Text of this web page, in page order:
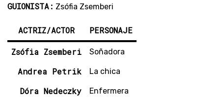
GUIONISTA: Zsófia Zsemberi
ACTRIZ/ACTOR PERSONAJE
Zsófia Zsemberi Soñadora
Andrea Petrik La chica
Dóra Nedeczky Enfermera